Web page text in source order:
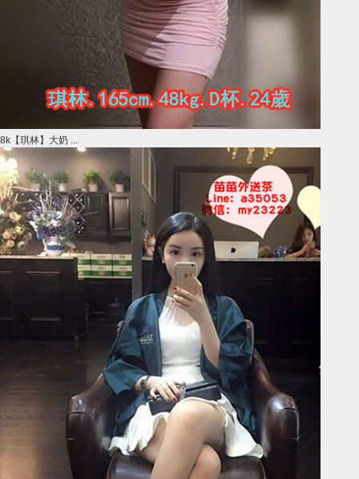
8k【琪林】大奶 ...